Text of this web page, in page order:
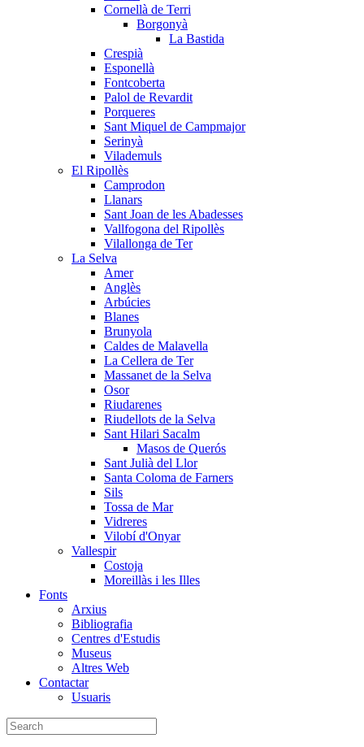
Cornellà de Terri
Borgonyà
La Bastida
Crespià
Esponellà
Fontcoberta
Palol de Revardit
Porqueres
Sant Miquel de Campmajor
Serinyà
Vilademuls
El Ripollès
Camprodon
Llanars
Sant Joan de les Abadesses
Vallfogona del Ripollès
Vilallonga de Ter
La Selva
Amer
Anglès
Arbúcies
Blanes
Brunyola
Caldes de Malavella
La Cellera de Ter
Massanet de la Selva
Osor
Riudarenes
Riudellots de la Selva
Sant Hilari Sacalm
Masos de Querós
Sant Julià del Llor
Santa Coloma de Farners
Sils
Tossa de Mar
Vidreres
Vilobí d'Onyar
Vallespir
Costoja
Moreillàs i les Illes
Fonts
Arxius
Bibliografia
Centres d'Estudis
Museus
Altres Web
Contactar
Usuaris